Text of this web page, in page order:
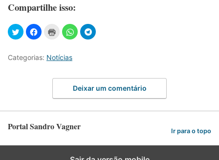
Compartilhe isso:
Categorias: Notícias
Deixar um comentário
Portal Sandro Vagner Ir para o topo